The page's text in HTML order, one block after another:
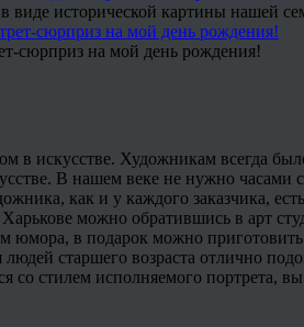
виде исторической картины нашей
сюрприз на мой день рождения!
в искусстве. Художникам всегда
В нашем веке не нужно
как и у каждого заказчика,
можно обратившись в арт
юмора, в подарок можно
старшего возраста отлично
со стилем исполняемого портрета,